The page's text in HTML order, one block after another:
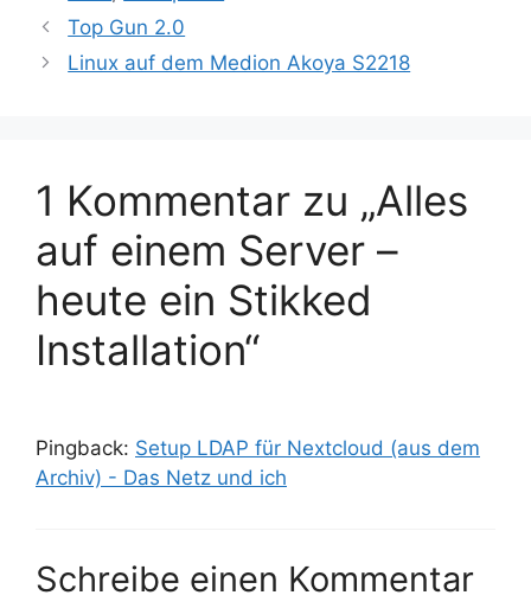
Top Gun 2.0
Linux auf dem Medion Akoya S2218
1 Kommentar zu „Alles
auf einem Server –
heute ein Stikked
Installation“
Pingback: Setup LDAP für Nextcloud (aus dem
Archiv) - Das Netz und ich
Schreibe einen Kommentar